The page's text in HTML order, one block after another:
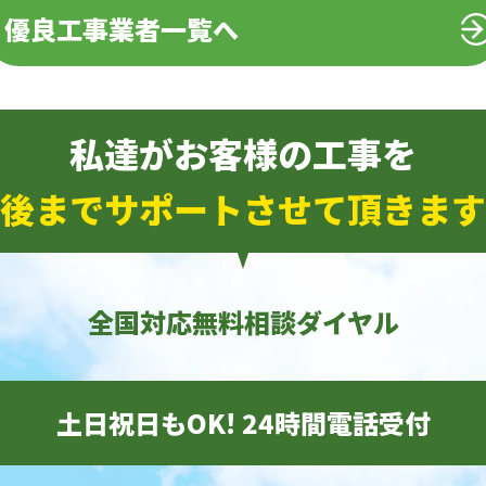
優良工事業者一覧へ
私達がお客様の工事を
までサポートさせて頂きま
全国対応無料相談ダイヤル
土日祝日もOK! 24時間電話受付